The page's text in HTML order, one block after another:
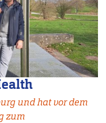
und hat vor dem
zum